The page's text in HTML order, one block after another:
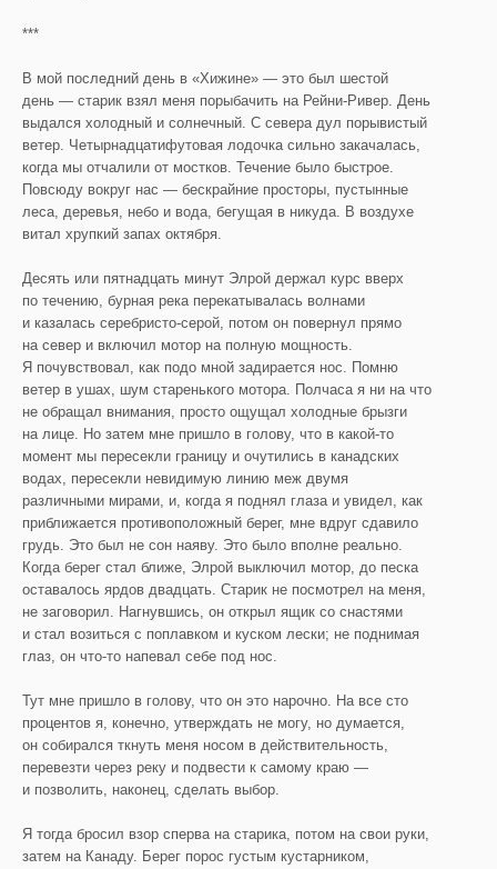
***
В мой последний день в «Хижине» — это был шестой
день — старик взял меня порыбачить на Рейни-Ривер. День
выдался холодный и солнечный. С севера дул порывистый
ветер. Четырнадцатифутовая лодочка сильно закачалась,
когда мы отчалили от мостков. Течение было быстрое.
Повсюду вокруг нас — бескрайние просторы, пустынные
леса, деревья, небо и вода, бегущая в никуда. В воздухе
витал хрупкий запах октября.
Десять или пятнадцать минут Элрой держал курс вверх
по течению, бурная река перекатывалась волнами
и казалась серебристо-серой, потом он повернул прямо
на север и включил мотор на полную мощность.
Я почувствовал, как подо мной задирается нос. Помню
ветер в ушах, шум старенького мотора. Полчаса я ни на что
не обращал внимания, просто ощущал холодные брызги
на лице. Но затем мне пришло в голову, что в какой-то
момент мы пересекли границу и очутились в канадских
водах, пересекли невидимую линию меж двумя
различными мирами, и, когда я поднял глаза и увидел, как
приближается противоположный берег, мне вдруг сдавило
грудь. Это был не сон наяву. Это было вполне реально.
Когда берег стал ближе, Элрой выключил мотор, до песка
оставалось ярдов двадцать. Старик не посмотрел на меня,
не заговорил. Нагнувшись, он открыл ящик со снастями
и стал возиться с поплавком и куском лески; не поднимая
глаз, он что-то напевал себе под нос.
Тут мне пришло в голову, что он это нарочно. На все сто
процентов я, конечно, утверждать не могу, но думается,
он собирался ткнуть меня носом в действительность,
перевезти через реку и подвести к самому краю —
и позволить, наконец, сделать выбор.
Я тогда бросил взор сперва на старика, потом на свои руки,
затем на Канаду. Берег порос густым кустарником,